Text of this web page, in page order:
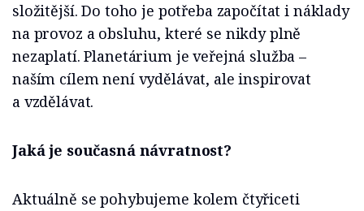
složitější. Do toho je potřeba započítat i náklady
na provoz a obsluhu, které se nikdy plně
nezaplatí. Planetárium je veřejná služba –
naším cílem není vydělávat, ale inspirovat
a vzdělávat.
Jaká je současná návratnost?
Aktuálně se pohybujeme kolem čtyřiceti